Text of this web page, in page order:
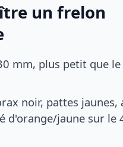
un frelon
mm, plus petit que
noir, pattes jaunes,
d'orange/jaune sur le